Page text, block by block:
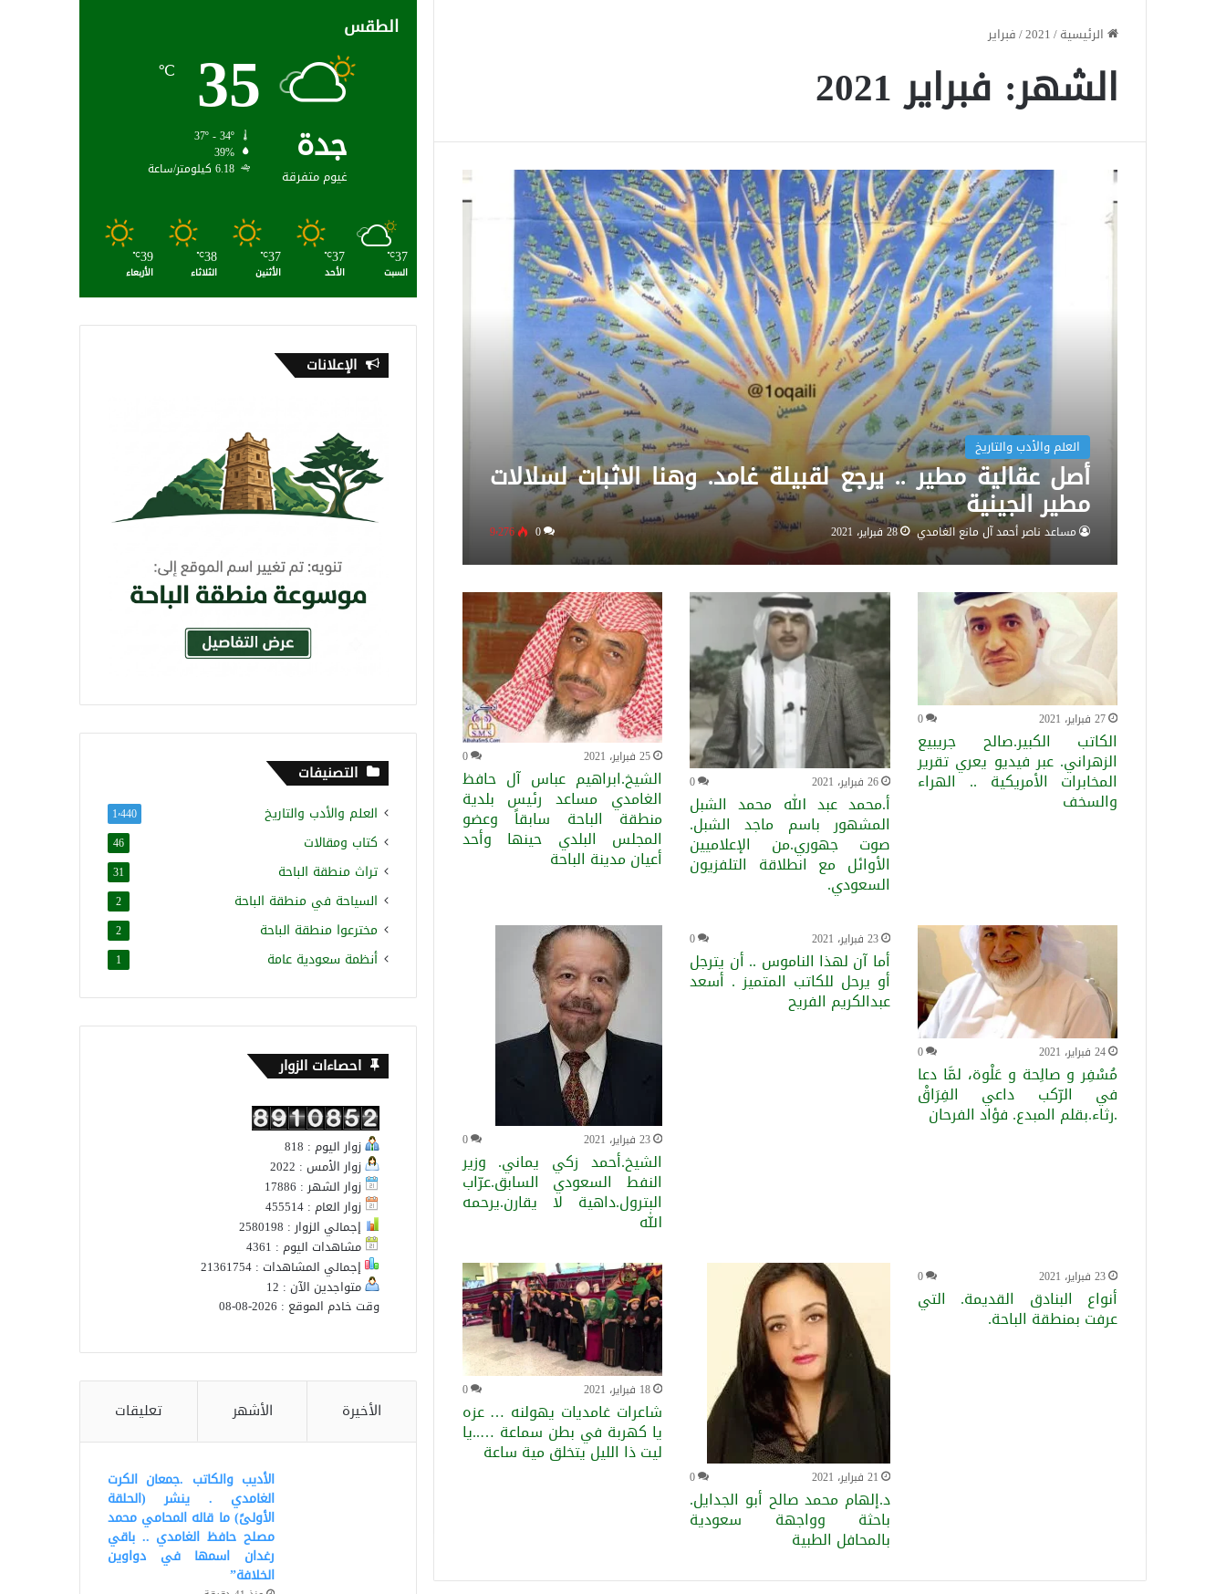
الرئيسية/
2021
/فبراير
الشهر: فبراير 2021
العلم والأدب والتاريخ
أصل عقالية مطير .. يرجع لقبيلة غامد. وهنا الاثبات لسلالات
مطير الجينية
مساعد ناصر أحمد آل مانع الغامدي 28 فبراير، 2021 0 9٬276
27 فبراير، 2021 0
الكاتب الكبير.صالح جريبيع
الزهراني. عبر فيديو يعري تقرير
المخابرات الأمريكية .. الهراء
والسخف
26 فبراير، 2021 0
أ.محمد عبد الله محمد الشبل
المشهور باسم ماجد الشبل.
صوت جهوري.من الإعلاميين
الأوائل مع انطلاقة التلفزيون
السعودي.
25 فبراير، 2021 0
الشيخ.ابراهيم عباس آل حافظ
الغامدي مساعد رئيس بلدية
منطقة الباحة سابقاً وعضو
المجلس البلدي حينها وأحد
أعيان مدينة الباحة
24 فبراير، 2021 0
مُسْفِر و صالِحة و عَلْوة، لمَّا دعا
في الرّكب داعي الفِرَاقْ
.رثاء.بقلم المبدع. فؤاد الفرحان
23 فبراير، 2021 0
أما آن لهذا الناموس .. أن يترجل
أو يرحل للكاتب المتميز . أسعد
عبدالكريم الفريح
23 فبراير، 2021 0
الشيخ.أحمد زكي يماني. وزير
النفط السعودي السابق.عرّاب
البترول.داهية لا يقارن.يرحمه
الله
23 فبراير، 2021 0
أنواع البنادق القديمة. التي
عرفت بمنطقة الباحة.
21 فبراير، 2021 0
د.إلهام محمد صالح أبو الجدايل.
باحثة وواجهة سعودية
بالمحافل الطبية
18 فبراير، 2021 0
شاعرات غامديات يهولنه … عزه
يا كهربة في بطن سماعة …..يا
ليت ذا الليل يتخلق مية ساعة
الطقس
جدة
غيوم متفرقة
35
℃
39%
6.18 كيلومتر/ساعة
37
℃
السبت
37
℃
الأحد
37
℃
الأثنين
38
℃
الثلاثاء
39
℃
الأربعاء
الإعلانات
التصنيفات
العلم والأدب والتاريخ 1٬440
كتاب ومقالات 46
تراث منطقة الباحة 31
السياحة في منطقة الباحة 2
مخترعوا منطقة الباحة 2
أنظمة سعودية عامة 1
احصاءات الزوار
زوار اليوم : 818
زوار الأمس : 2022
زوار الشهر : 17886
زوار العام : 455514
إجمالي الزوار : 2580198
مشاهدات اليوم : 4361
إجمالي المشاهدات : 21361754
متواجدين الآن : 12
وقت خادم الموقع : 2026-08-08
الأخيرة الأشهر تعليقات
الأديب والكاتب .جمعان الكرت
الغامدي . ينشر (الحلقة
الأولىً) ما قاله المحامي محمد
مصلح حافظ الغامدي .. باقي
رغدان اسمها في دواوين
الخلافة”